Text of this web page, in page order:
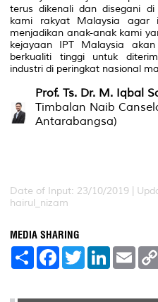
terus dikenali dan disegani
kami rakyat Malaysia agar
menjadikan anak-anak kami
kejayaan IPT Malaysia
berkualiti tinggi untuk
industri di peringkat nasional
Prof. Ts. Dr. M. Iqbal
Timbalan Naib
Antarabangsa)
Date of Input: 23/10/2019 |
hairul_nizam
MEDIA SHARING
S
e
F
a
b
T
w
t
L
e
E
m
l